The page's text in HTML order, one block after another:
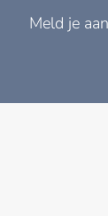
Meld je